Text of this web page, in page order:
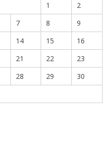
1
2
7 8
9
14 15
16
21 22
23
28 29
30